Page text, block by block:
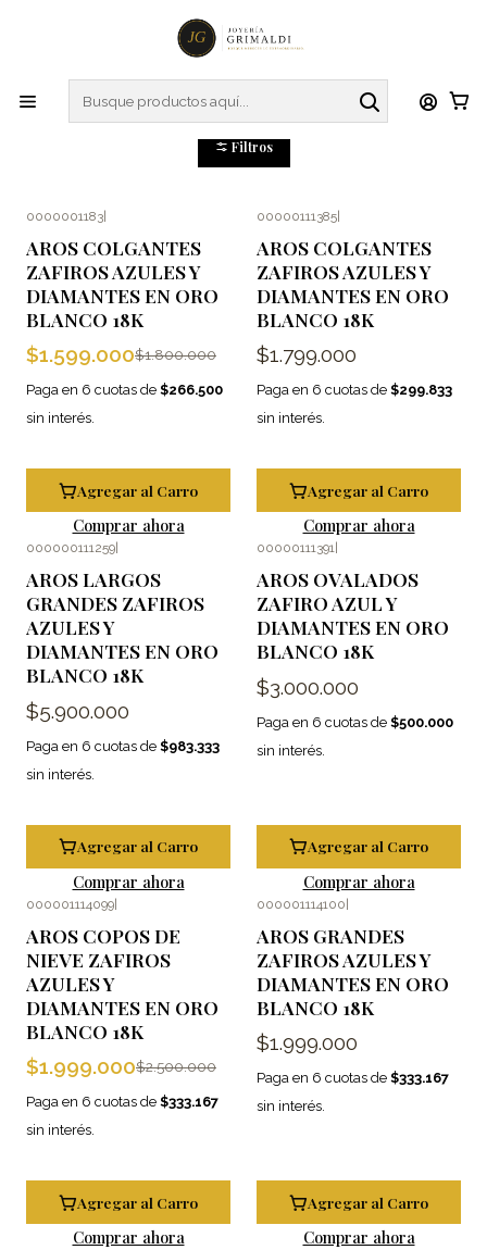
Aros
Zafiros Azules
Filtros
0000001183|
AROS COLGANTES
ZAFIROS AZULES Y
DIAMANTES EN ORO
BLANCO 18K
$1.599.000$1.800.000
Paga en 6 cuotas de $266.500
sin interés.
Agregar al Carro
Comprar ahora
00000111385|
AROS COLGANTES
ZAFIROS AZULES Y
DIAMANTES EN ORO
BLANCO 18K
$1.799.000
Paga en 6 cuotas de $299.833
sin interés.
Agregar al Carro
Comprar ahora
000000111259
AROS LARGOS
GRANDES ZAFIROS
AZULES Y
DIAMANTES EN ORO
BLANCO 18K
$5.900.000
Paga en 6 cuotas de $983.333
sin interés.
Agregar al Carro
Comprar ahora
00000111391
AROS OVALADOS
ZAFIRO AZUL Y
DIAMANTES EN ORO
BLANCO 18K
$3.000.000
Paga en 6 cuotas de $500.000
sin interés.
Agregar al Carro
Comprar ahora
000001114099|
AROS COPOS DE
NIEVE ZAFIROS
AZULES Y
DIAMANTES EN ORO
BLANCO 18K
$1.999.000$2.500.000
Paga en 6 cuotas de $333.167
sin interés.
Agregar al Carro
Comprar ahora
000001114100|
AROS GRANDES
ZAFIROS AZULES Y
DIAMANTES EN ORO
BLANCO 18K
$1.999.000
Paga en 6 cuotas de $333.167
sin interés.
Agregar al Carro
Comprar ahora